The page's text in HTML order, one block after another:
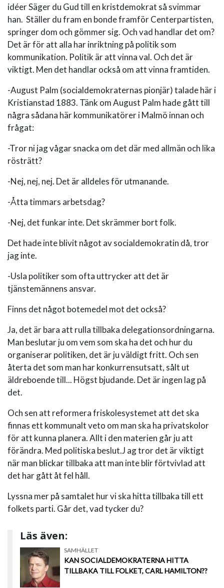
idéer Säger du Gud till en kristdemokrat så svimmar
han. Ställer du fram en bonde framför Centerpartisten,
springer dom och gömmer sig. Och vad handlar det om?
Det är för att alla har inriktning på politik som
kommunikation. Politik är att vinna val. Och det är
viktigt. Men det handlar också om att vinna framtiden.
-August Palm (socialdemokraternas pionjär) talade här i
Kristianstad 1883. Tänk om August Palm hade gått till
några sådana här kommunikatörer i Malmö innan och
frågat:
-Tror ni jag vågar snacka om det där med allmän och lika
rösträtt?
-Nej, nej, nej. Det är alldeles för utmanande.
-Åtta timmars arbetsdag?
-Nej, det funkar inte. Det skrämmer bort folk.
Det hade inte blivit något av socialdemokratin då, tror
jag inte.
-Usla politiker som ofta uttrycker att det är
tjänstemännens ansvar.
Finns det något botemedel mot det också?
Ja, det är bara att rulla tillbaka delegationsordningarna.
Man beslutar ju om vem som ska ha det och hur du
organiserar politiken, det är ju väldigt fritt. Och sen
återta det som man har konkurrensutsatt, sålt ut
äldreboende till... Högst bjudande. Det är ingen lag på
det.
Och sen att reformera friskolesystemet att det ska
finnas ett kommunalt veto om man ska ha privatskolor
för att kunna planera. Allt i den materien går ju att
förändra. Med politiska beslut.J ag tror det är viktigt
när man blickar tillbaka att man inte blir förtvivlad att
det har gått åt fel håll.
Lyssna mer på samtalet hur vi ska hitta tillbaka till ett
folkets parti. Går det, vad tycker du?
Läs även:
SAMHÄLLET
KAN SOCIALDEMOKRATERNA HITTA
TILLBAKA TILL FOLKET, CARL HAMILTON??